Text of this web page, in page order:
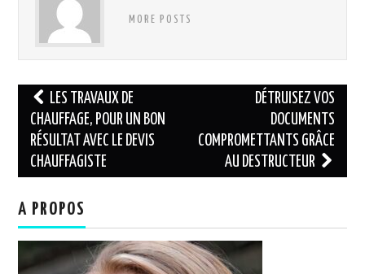
MORE POSTS
Navigation
des
articles
LES TRAVAUX DE
CHAUFFAGE, POUR UN BON
RÉSULTAT AVEC LE DEVIS
CHAUFFAGISTE
DÉTRUISEZ VOS
DOCUMENTS
COMPROMETTANTS GRÂCE
AU DESTRUCTEUR
A PROPOS